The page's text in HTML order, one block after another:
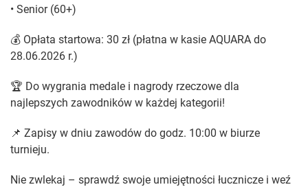
• Senior (60+)
💰 Opłata startowa: 30 zł (płatna w kasie AQUARA do
28.06.2026 r.)
🏆 Do wygrania medale i nagrody rzeczowe dla
najlepszych zawodników w każdej kategorii!
📌 Zapisy w dniu zawodów do godz. 10:00 w biurze
turnieju.
Nie zwlekaj – sprawdź swoje umiejętności łucznicze i weź